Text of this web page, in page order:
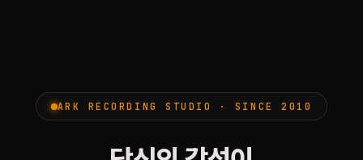
ARK RECORDING STUDIO · SINCE 2010